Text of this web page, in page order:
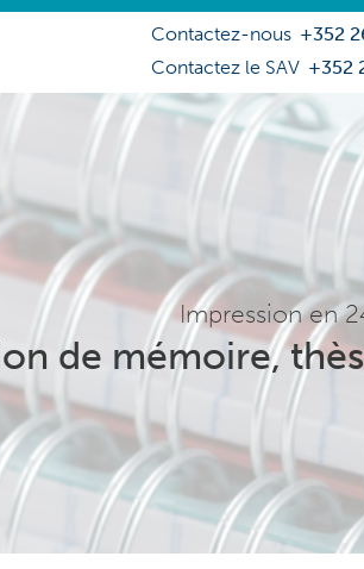
Contactez-nous +352
Contactez le SAV +352
Impression en
de mémoire,